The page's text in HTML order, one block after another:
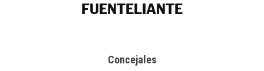
FUENTELIANTE
Concejales